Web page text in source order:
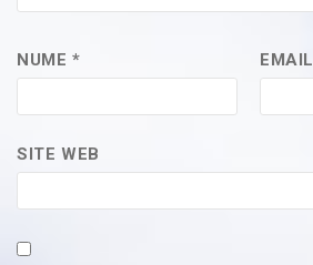
NUME * EMAIL
SITE WEB